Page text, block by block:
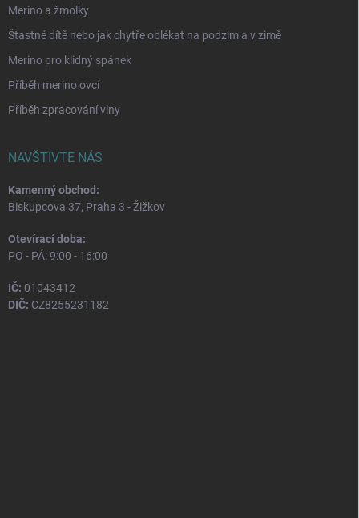
Merino a žmolky
Šťastné dítě nebo jak chytře oblékat na podzim a v zimě
Merino pro klidný spánek
Příběh merino ovcí
Příběh zpracování vlny
NAVŠTIVTE NÁS
Kamenný obchod:
Biskupcova 37, Praha 3 - Žižkov
Otevírací doba:
PO - PÁ: 9:00 - 16:00
IČ: 01043412
DIČ: CZ8255231182